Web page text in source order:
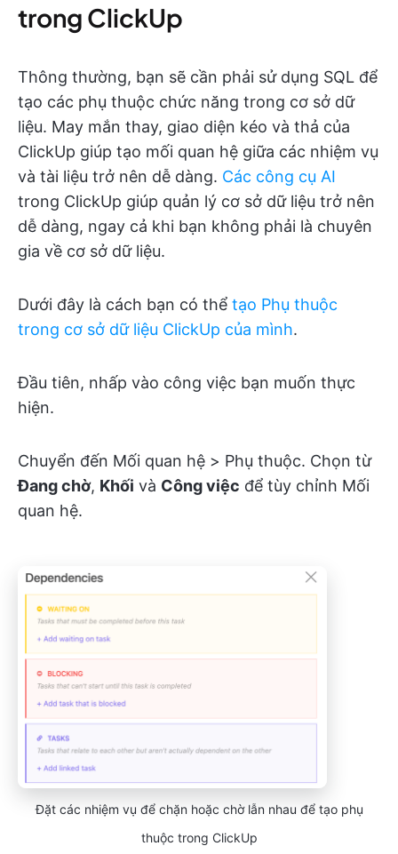
trong ClickUp
Thông thường, bạn sẽ cần phải sử dụng SQL để
tạo các phụ thuộc chức năng trong cơ sở dữ
liệu. May mắn thay, giao diện kéo và thả của
ClickUp giúp tạo mối quan hệ giữa các nhiệm vụ
và tài liệu trở nên dễ dàng. Các công cụ AI
trong ClickUp giúp quản lý cơ sở dữ liệu trở nên
dễ dàng, ngay cả khi bạn không phải là chuyên
gia về cơ sở dữ liệu.
Dưới đây là cách bạn có thể tạo Phụ thuộc
trong cơ sở dữ liệu ClickUp của mình.
Đầu tiên, nhấp vào công việc bạn muốn thực
hiện.
Chuyển đến Mối quan hệ > Phụ thuộc. Chọn từ
Đang chờ, Khối và Công việc để tùy chỉnh Mối
quan hệ.
Đặt các nhiệm vụ để chặn hoặc chờ lẫn nhau để tạo phụ
thuộc trong ClickUp